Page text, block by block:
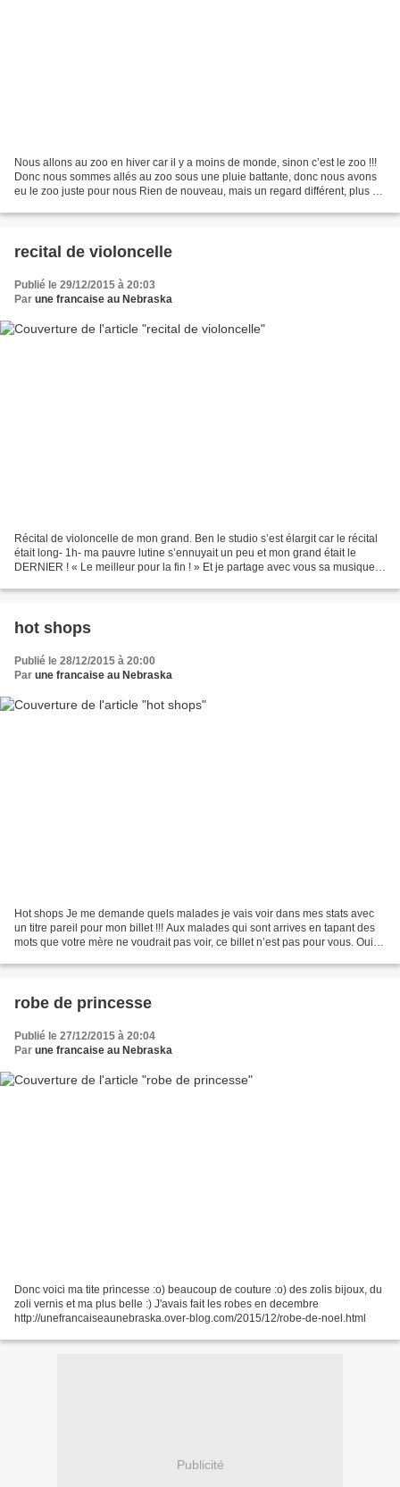
Nous allons au zoo en hiver car il y a moins de monde, sinon c’est le zoo !!!
Donc nous sommes allés au zoo sous une pluie battante, donc nous avons
eu le zoo juste pour nous Rien de nouveau, mais un regard différent, plus de
recital de violoncelle
Publié le 29/12/2015 à 20:03
Par une francaise au Nebraska
Récital de violoncelle de mon grand. Ben le studio s’est élargit car le récital
était long- 1h- ma pauvre lutine s’ennuyait un peu et mon grand était le
DERNIER ! « Le meilleur pour la fin ! » Et je partage avec vous sa musique
hot shops
Publié le 28/12/2015 à 20:00
Par une francaise au Nebraska
Hot shops Je me demande quels malades je vais voir dans mes stats avec
un titre pareil pour mon billet !!! Aux malades qui sont arrives en tapant des
mots que votre mère ne voudrait pas voir, ce billet n’est pas pour vous. Oui
robe de princesse
Publié le 27/12/2015 à 20:04
Par une francaise au Nebraska
Donc voici ma tite princesse :o) beaucoup de couture :o) des zolis bijoux, du
zoli vernis et ma plus belle :) J'avais fait les robes en decembre
http://unefrancaiseaunebraska.over-blog.com/2015/12/robe-de-noel.html
Publicité